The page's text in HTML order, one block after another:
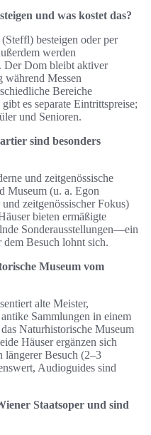
und was kostet das?
besteigen oder per
werden
Der Dom bleibt aktiver
während Messen
Bereiche
es separate Eintrittspreise;
und Senioren.
sind besonders
und zeitgenössische
Museum (u. a. Egon
zeitgenössischer Fokus)
bieten ermäßigte
Sonderausstellungen—ein
Besuch lohnt sich.
Museum vom
alte Meister,
Sammlungen in einem
Naturhistorische Museum
Häuser ergänzen sich
längerer Besuch (2–3
Audioguides sind
Staatsoper und sind